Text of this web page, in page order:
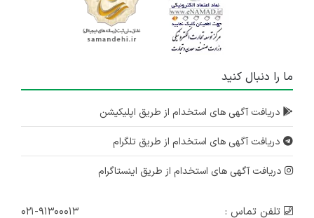
ما را دنبال کنید
دریافت آگهی های استخدام از طریق اپلیکیشن
دریافت آگهی های استخدام از طریق تلگرام
دریافت آگهی های استخدام از طریق اینستاگرام
تلفن تماس : ۰۲۱-۹۱۳۰۰۰۱۳